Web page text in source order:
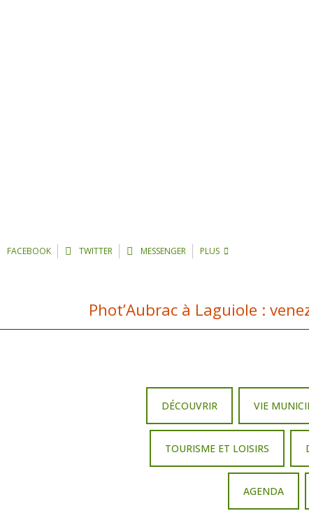
FACEBOOK TWITTER MESSENGER PLUS
DÉCOUVRIR VIE
TOURISME ET LOISIRS
AGENDA